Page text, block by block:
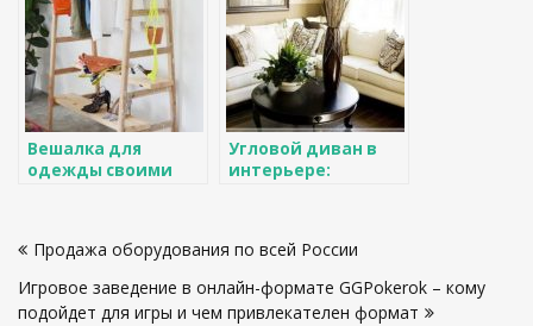
Вешалка для
одежды своими
самых простых
проектов
Угловой диван в
интерьере:
по
записям
Продажа оборудования по всей России
Игровое заведение в онлайн-формате GGPokerok – кому
подойдет для игры и чем привлекателен формат